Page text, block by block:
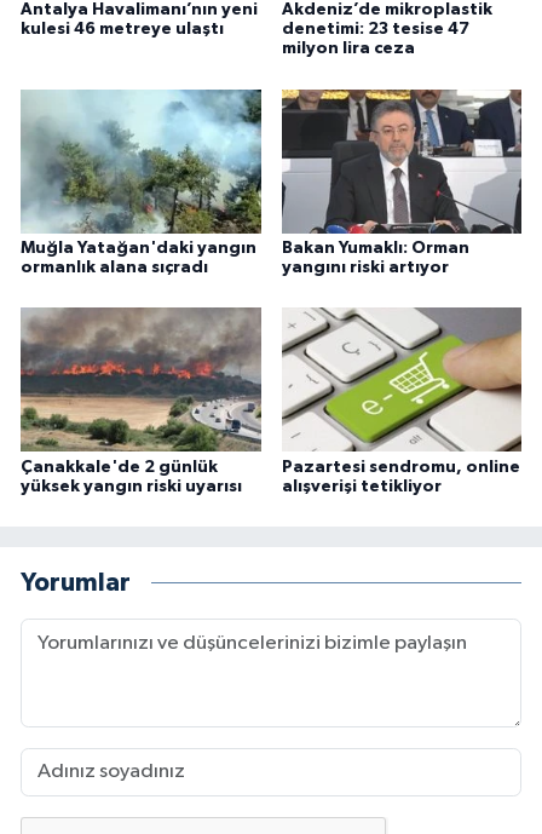
Antalya Havalimanı’nın yeni
kulesi 46 metreye ulaştı
Akdeniz’de mikroplastik
denetimi: 23 tesise 47
milyon lira ceza
Muğla Yatağan'daki yangın
ormanlık alana sıçradı
Bakan Yumaklı: Orman
yangını riski artıyor
Çanakkale'de 2 günlük
yüksek yangın riski uyarısı
Pazartesi sendromu, online
alışverişi tetikliyor
Yorumlar